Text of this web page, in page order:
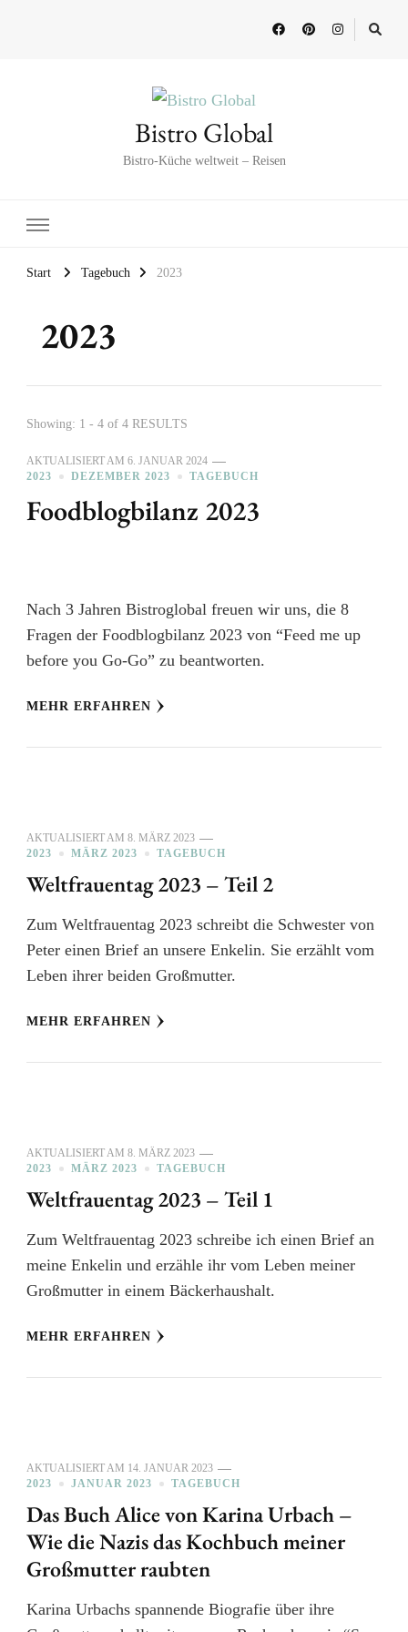
Bistro Global
Bistro-Küche weltweit – Reisen
Start Tagebuch 2023
2023
Showing: 1 - 4 of 4 RESULTS
AKTUALISIERT AM 6. JANUAR 2024
2023
DEZEMBER 2023 TAGEBUCH
Foodblogbilanz 2023
Nach 3 Jahren Bistroglobal freuen wir uns, die 8
Fragen der Foodblogbilanz 2023 von “Feed me up
before you Go-Go” zu beantworten.
MEHR ERFAHREN
AKTUALISIERT AM 8. MÄRZ 2023
2023
MÄRZ 2023 TAGEBUCH
Weltfrauentag 2023 – Teil 2
Zum Weltfrauentag 2023 schreibt die Schwester von
Peter einen Brief an unsere Enkelin. Sie erzählt vom
Leben ihrer beiden Großmutter.
MEHR ERFAHREN
AKTUALISIERT AM 8. MÄRZ 2023
2023
MÄRZ 2023 TAGEBUCH
Weltfrauentag 2023 – Teil 1
Zum Weltfrauentag 2023 schreibe ich einen Brief an
meine Enkelin und erzähle ihr vom Leben meiner
Großmutter in einem Bäckerhaushalt.
MEHR ERFAHREN
AKTUALISIERT AM 14. JANUAR 2023
2023
JANUAR 2023 TAGEBUCH
Das Buch Alice von Karina Urbach –
Wie die Nazis das Kochbuch meiner
Großmutter raubten
Karina Urbachs spannende Biografie über ihre